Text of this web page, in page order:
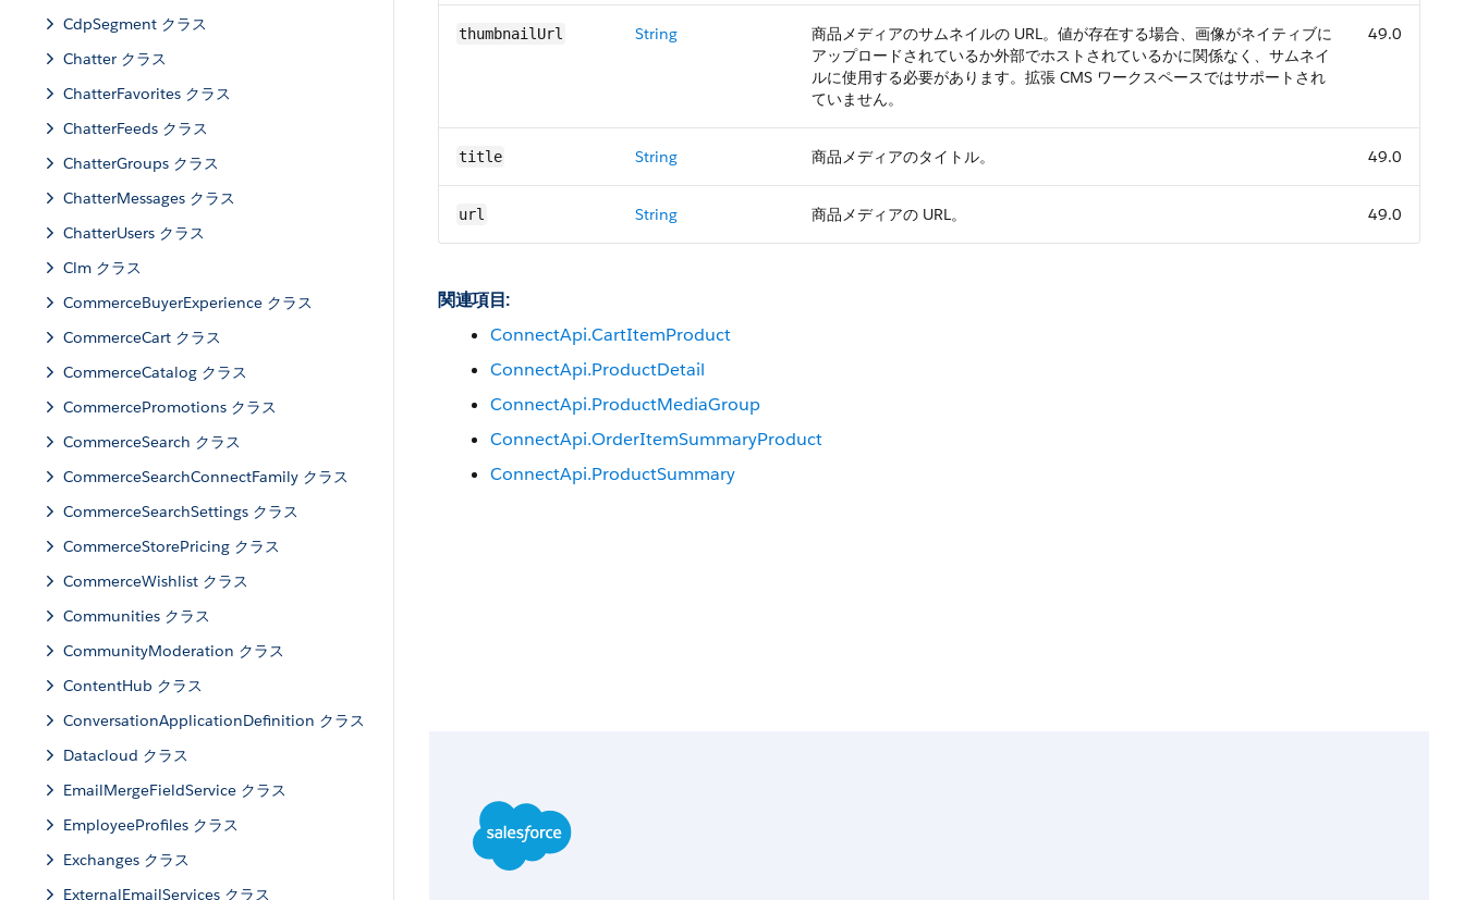
CdpSegment クラス
Chatter クラス
ChatterFavorites クラス
ChatterFeeds クラス
ChatterGroups クラス
ChatterMessages クラス
ChatterUsers クラス
Clm クラス
CommerceBuyerExperience クラス
CommerceCart クラス
CommerceCatalog クラス
CommercePromotions クラス
CommerceSearch クラス
CommerceSearchConnectFamily クラス
CommerceSearchSettings クラス
CommerceStorePricing クラス
CommerceWishlist クラス
Communities クラス
CommunityModeration クラス
ContentHub クラス
ConversationApplicationDefinition クラス
Datacloud クラス
EmailMergeFieldService クラス
EmployeeProfiles クラス
Exchanges クラス
ExternalEmailServices クラス
thumbnailUrl String
商品メディアのサムネイルの URL。値が存在する場合、画像がネイティブに
アップロードされているか外部でホストされているかに関係なく、サムネイ
ルに使用する必要があります。拡張 CMS ワークスペースではサポートされ
ていません。
49.0
title String 商品メディアのタイトル。 49.0
url String 商品メディアの URL。 49.0
関連項目:
ConnectApi.CartItemProduct
ConnectApi.ProductDetail
ConnectApi.ProductMediaGroup
ConnectApi.OrderItemSummaryProduct
ConnectApi.ProductSummary